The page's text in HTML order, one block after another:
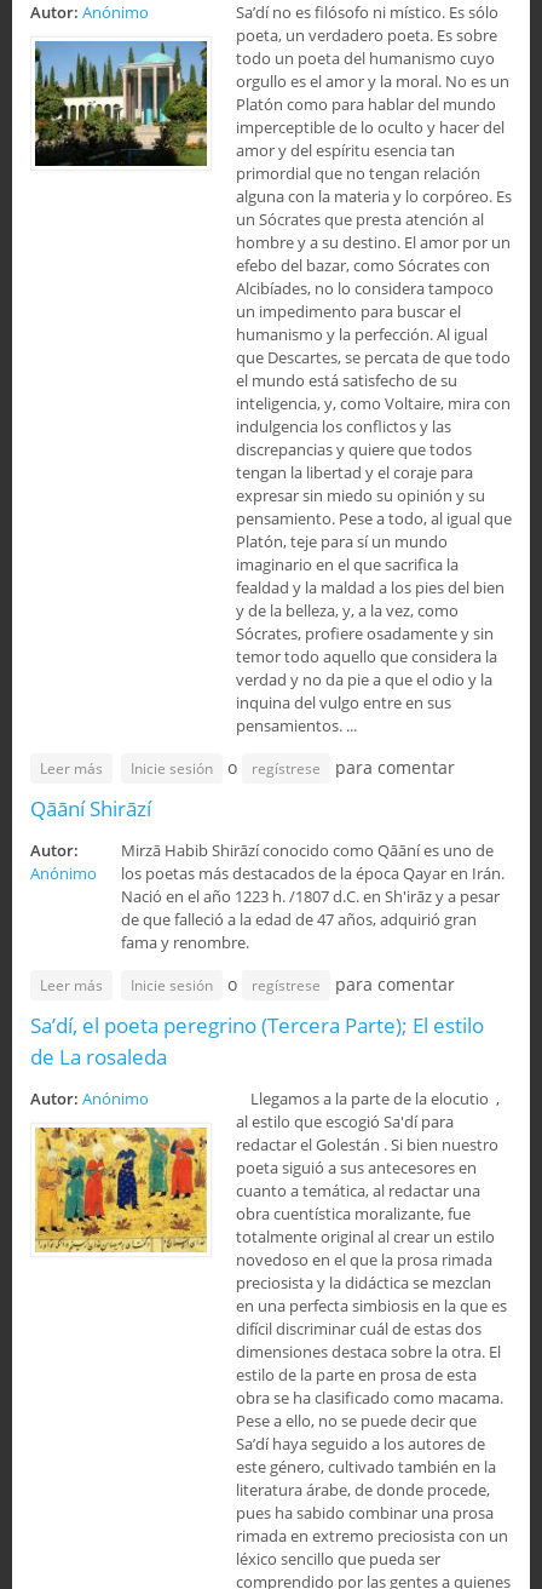
Autor: Anónimo
Sa’dí no es filósofo ni místico. Es sólo
poeta, un verdadero poeta. Es sobre
todo un poeta del humanismo cuyo
orgullo es el amor y la moral. No es un
Platón como para hablar del mundo
imperceptible de lo oculto y hacer del
amor y del espíritu esencia tan
primordial que no tengan relación
alguna con la materia y lo corpóreo. Es
un Sócrates que presta atención al
hombre y a su destino. El amor por un
efebo del bazar, como Sócrates con
Alcibíades, no lo considera tampoco
un impedimento para buscar el
humanismo y la perfección. Al igual
que Descartes, se percata de que todo
el mundo está satisfecho de su
inteligencia, y, como Voltaire, mira con
indulgencia los conflictos y las
discrepancias y quiere que todos
tengan la libertad y el coraje para
expresar sin miedo su opinión y su
pensamiento. Pese a todo, al igual que
Platón, teje para sí un mundo
imaginario en el que sacrifica la
fealdad y la maldad a los pies del bien
y de la belleza, y, a la vez, como
Sócrates, profiere osadamente y sin
temor todo aquello que considera la
verdad y no da pie a que el odio y la
inquina del vulgo entre en sus
pensamientos. ...
Leer más sobre Sa’dí, el poeta peregrino (Cuarta y última parte);
Inicie sesión o regístrese para comentar
Qāāní Shirāzí
Autor:
Anónimo
Mirzā Habib ­Shirāzí conocido como Qāāní es uno de
los poetas más destacados de la época Qayar en Irán.
Nació en el año 1223 h. /1807 d.C. en Sh'irāz y a pesar
de que falleció a la edad de 47 años, adquirió gran
fama y renombre.
Leer más sobre Qāāní Shirāzí
Inicie sesión o regístrese para comentar
Sa’dí, el poeta peregrino (Tercera Parte); El estilo
de La rosaleda
Autor: Anónimo
Llegamos a la parte de la elocutio ,
al estilo que escogió Sa'dí para
redactar el Golestán . Si bien nuestro
poeta siguió a sus antecesores en
cuanto a temática, al redactar una
obra cuentística moralizante, fue
totalmente original al crear un estilo
novedoso en el que la prosa rimada
preciosista y la didáctica se mezclan
en una perfecta simbiosis en la que es
difícil discriminar cuál de estas dos
dimensiones destaca sobre la otra. El
estilo de la parte en prosa de esta
obra se ha clasificado como macama.
Pese a ello, no se puede decir que
Sa’dí haya seguido a los autores de
este género, cultivado también en la
literatura árabe, de donde procede,
pues ha sabido combinar una prosa
rimada en extremo preciosista con un
léxico sencillo que pueda ser
comprendido por las gentes a quienes